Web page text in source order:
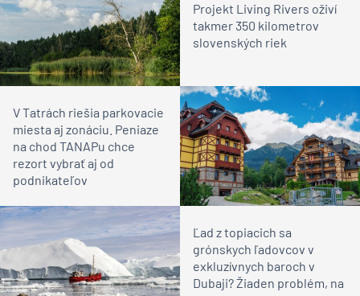
Projekt Living Rivers oživí
takmer 350 kilometrov
slovenských riek
V Tatrách riešia parkovacie
miesta aj zonáciu. Peniaze
na chod TANAPu chce
rezort vybrať aj od
podnikateľov
Ľad z topiacich sa
grónskych ľadovcov v
exkluzívnych baroch v
Dubaji? Žiaden problém, na